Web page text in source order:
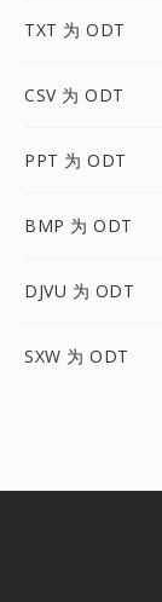
TXT 为 ODT
CSV 为 ODT
PPT 为 ODT
BMP 为 ODT
DJVU 为 ODT
SXW 为 ODT